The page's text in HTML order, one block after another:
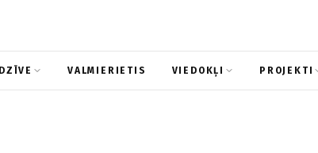
DZĪVE VALMIERIETIS VIEDOKĻI PROJEKTI